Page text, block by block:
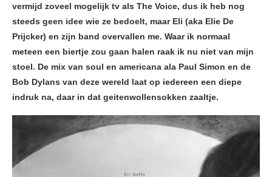
vermijd zoveel mogelijk tv als The Voice, dus ik heb nog
steeds geen idee wie ze bedoelt, maar Eli (aka Elie De
Prijcker) en zijn band overvallen me. Waar ik normaal
meteen een biertje zou gaan halen raak ik nu niet van mijn
stoel. De mix van soul en americana ala Paul Simon en de
Bob Dylans van deze wereld laat op iedereen een diepe
indruk na, daar in dat geitenwollensokken zaaltje.